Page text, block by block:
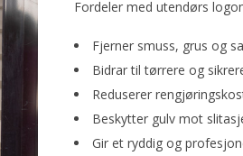
Fordeler med utendørs
Fjerner smuss, grus og
Bidrar til tørrere og
Reduserer
Beskytter gulv mot
Gir et ryddig og